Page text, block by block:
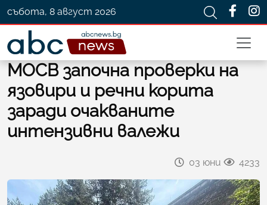
събота, 8 август 2026
МОСВ започна проверки на
язовири и речни корита
заради очакваните
интензивни валежи
03 юни 4233